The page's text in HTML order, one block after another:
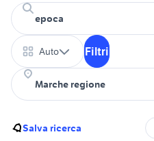
Auto Filtri
Salva ricerca